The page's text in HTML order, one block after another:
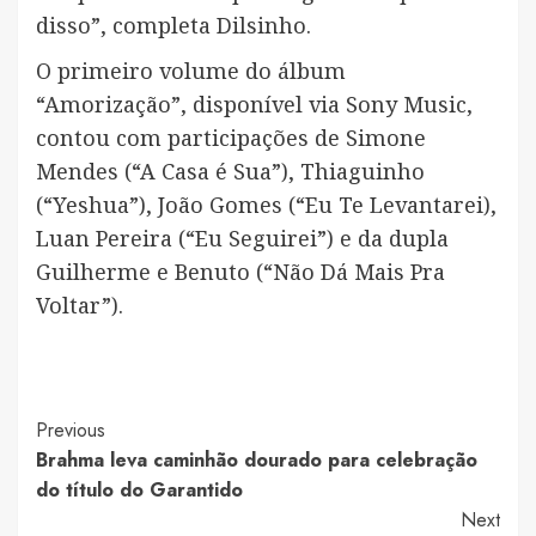
disso”, completa Dilsinho.
O primeiro volume do álbum
“Amorização”, disponível via Sony Music,
contou com participações de Simone
Mendes (“A Casa é Sua”), Thiaguinho
(“Yeshua”), João Gomes (“Eu Te Levantarei),
Luan Pereira (“Eu Seguirei”) e da dupla
Guilherme e Benuto (“Não Dá Mais Pra
Voltar”).
Post
Navigation
Previous
Brahma leva caminhão dourado para celebração
do título do Garantido
Next